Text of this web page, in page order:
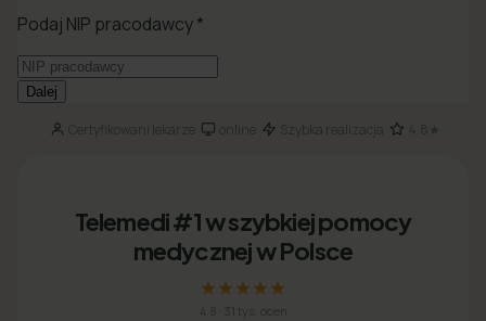
Certyfikowani lekarze· online· Szybka realizacja 4.8★
Telemedi #1 w szybkiej pomocy
medycznej w Polsce
★★★★★
4.8 31 tys. ocen